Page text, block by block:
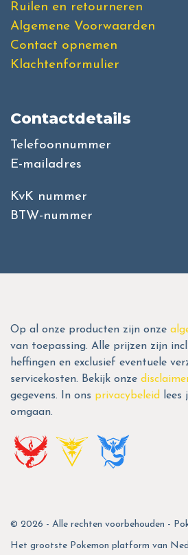
Ruilen en retourneren
Algemene Voorwaarden
Contact opnemen
Klachtenformulier
Contactdetails
Telefoonnummer
E-mailadres
KvK nummer
BTW-nummer
Op al onze producten zijn onze
van toepassing. Alle prijzen zijn
heffingen en exclusief eventuele
servicekosten. Bekijk onze
gegevens. In ons privacybeleid
lees
omgaan.
© 2026 - Alle rechten voorbehouden -
Het grootste Pokemon platform van